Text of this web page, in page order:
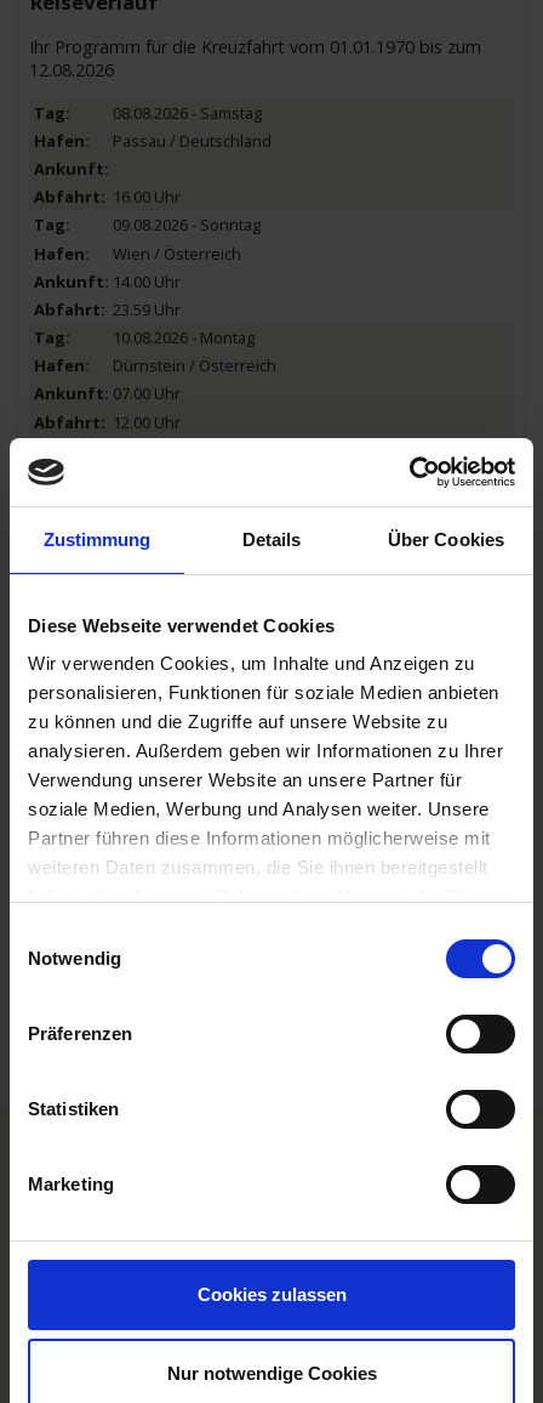
Zustimmung Details Über Cookies
Diese Webseite verwendet Cookies
Wir verwenden Cookies, um Inhalte und Anzeigen zu
personalisieren, Funktionen für soziale Medien anbieten
zu können und die Zugriffe auf unsere Website zu
analysieren. Außerdem geben wir Informationen zu Ihrer
Verwendung unserer Website an unsere Partner für
soziale Medien, Werbung und Analysen weiter. Unsere
Partner führen diese Informationen möglicherweise mit
weiteren Daten zusammen, die Sie ihnen bereitgestellt
Notwendig
Präferenzen
Statistiken
Marketing
Cookies zulassen
Nur notwendige Cookies
Ihr Programm für die Kreuzfahrt vom 01.01.1970 bis zum
12.08.2026
08.08.2026 - Samstag
Passau / Deutschland
16.00 Uhr
09.08.2026 - Sonntag
Wien / Österreich
14.00 Uhr
23.59 Uhr
10.08.2026 - Montag
Dürnstein / Österreich
07.00 Uhr
12.00 Uhr
15.00 Uhr
21.00 Uhr
07.00 Uhr
12.08.2026 - Mittwoch
Passau / Deutschland
07.00 Uhr
A-ROSA MIA
Leistungen
Reisedokumente
weitere Termine
Nicko Cruises Flussreisen
AMADEUS Flusskreuzfahrten
TOP Reiseziele